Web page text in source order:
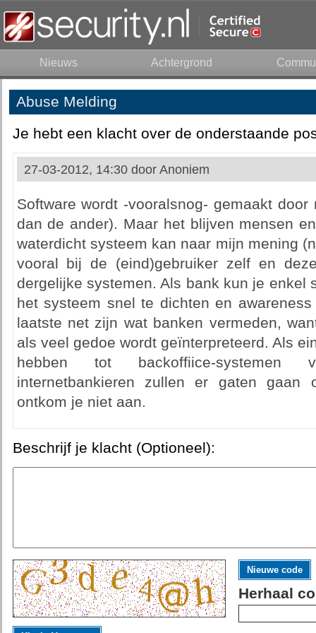
Nieuws Achtergrond
Abuse Melding
Je hebt een klacht over de onderstaande
27-03-2012, 14:30 door Anoniem
Software wordt -vooralsnog- gemaakt
dan de ander). Maar het blijven mensen
waterdicht systeem kan naar mijn mening
vooral bij de (eind)gebruiker zelf en
dergelijke systemen. Als bank kun je enkel
het systeem snel te dichten en
laatste net zijn wat banken vermeden,
als veel gedoe wordt geïnterpreteerd. Als
hebben tot backoffiice-systemen
internetbankieren zullen er gaten
ontkom je niet aan.
Beschrijf je klacht (Optioneel):
Nieuwe code
Herhaal